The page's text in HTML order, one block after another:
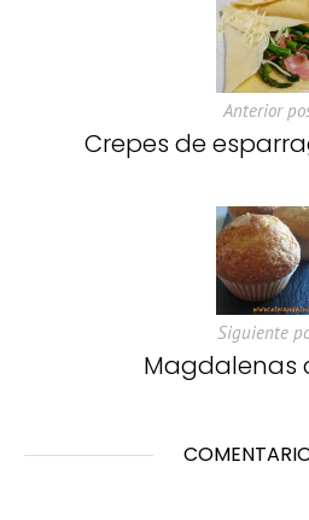
Anterior
Crepes de
Siguiente
Magdalenas